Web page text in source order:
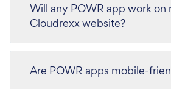
Will any POWR app work on
Cloudrexx website?
Are POWR apps mobile-